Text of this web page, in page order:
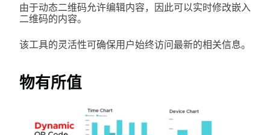
由于动态二维码允许编辑内容，因此可以实时修改嵌入
二维码的内容。
该工具的灵活性可确保用户始终访问最新的相关信息。
物有所值